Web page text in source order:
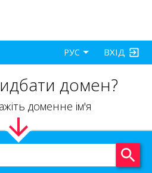
ВХІД
РУС
домен?
доменне ім'я